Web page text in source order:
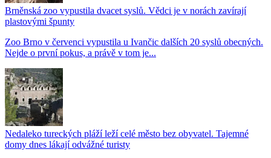
Brněnská zoo vypustila dvacet syslů. Vědci je v norách zavírají
plastovými špunty
Zoo Brno v červenci vypustila u Ivančic dalších 20 syslů obecných.
Nejde o první pokus, a právě v tom je...
Nedaleko tureckých pláží leží celé město bez obyvatel. Tajemné
domy dnes lákají odvážné turisty